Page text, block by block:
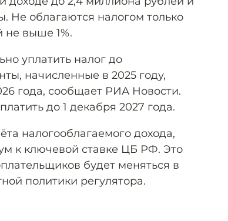
Не облагаются налогом только
не выше 1%.
уплатить налог до
начисленные в 2025 году,
года, сообщает РИА Новости.
до 1 декабря 2027 года.
налогооблагаемого дохода,
к ключевой ставке ЦБ РФ. Это
будет меняться в
политики регулятора.